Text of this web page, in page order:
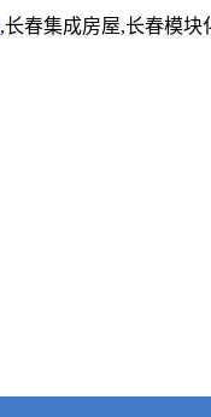
,长春集成房屋,长春模块